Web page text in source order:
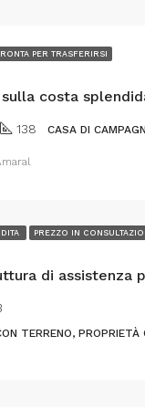
PER TRASFERIRSI
138 CASA DI
PREZZO IN
TERRENO,